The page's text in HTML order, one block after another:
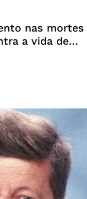
nas mortes
a vida de